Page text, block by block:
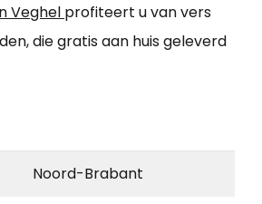
Veghel profiteert u van vers
die gratis aan huis geleverd
Noord-Brabant